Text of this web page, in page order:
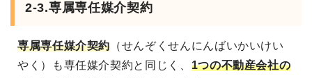
2-3.専属専任媒介契約
専属専任媒介契約 （せんぞくせんにんばいかいけい
やく）も専任媒介契約と同じく、 1つの不動産会社の